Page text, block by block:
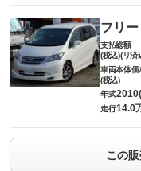
フリー
支払総額
(税込)(リ済
車両本体価
(税込)
年式
走行14.0
この